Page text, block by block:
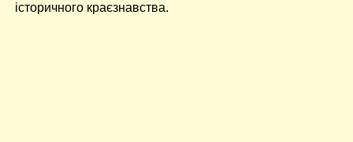
історичного краєзнавства.